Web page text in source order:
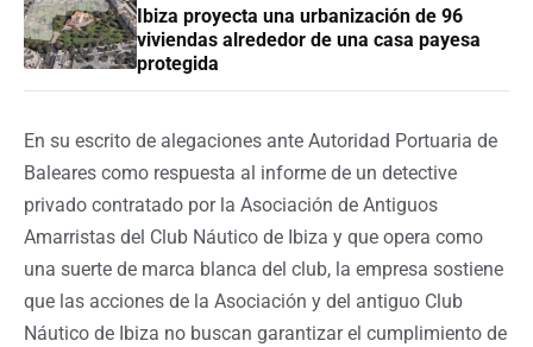
Ibiza proyecta una urbanización de 96
viviendas alrededor de una casa payesa
protegida
En su escrito de alegaciones ante Autoridad Portuaria de
Baleares como respuesta al informe de un detective
privado contratado por la Asociación de Antiguos
Amarristas del Club Náutico de Ibiza y que opera como
una suerte de marca blanca del club, la empresa sostiene
que las acciones de la Asociación y del antiguo Club
Náutico de Ibiza no buscan garantizar el cumplimiento de